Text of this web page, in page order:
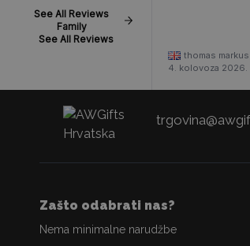
See All Reviews
Family
See All Reviews
thomas markus
4. kolovoza 2026.
Zašto odabrati nas?
Nema minimalne narudžbe